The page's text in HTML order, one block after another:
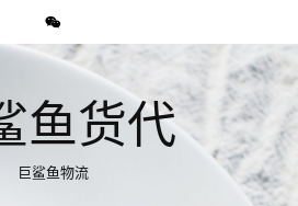
鱼货代
巨鲨鱼物流